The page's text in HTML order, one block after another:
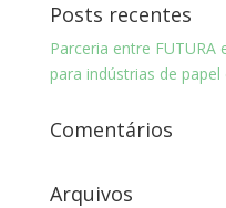
Posts recentes
Parceria entre FUTURA
para indústrias de
Comentários
Arquivos